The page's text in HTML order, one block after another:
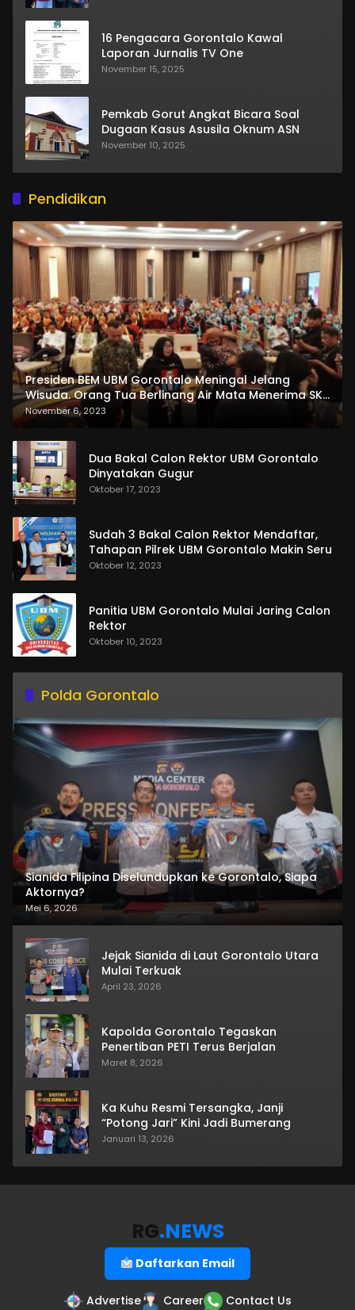
16 Pengacara Gorontalo Kawal
Laporan Jurnalis TV One
November 15, 2025
Pemkab Gorut Angkat Bicara Soal
Dugaan Kasus Asusila Oknum ASN
November 10, 2025
Pendidikan
Presiden BEM UBM Gorontalo Meningal Jelang
Wisuda. Orang Tua Berlinang Air Mata Menerima SKL
dan Pemasangan Salempang
November 6, 2023
Dua Bakal Calon Rektor UBM Gorontalo
Dinyatakan Gugur
Oktober 17, 2023
Sudah 3 Bakal Calon Rektor Mendaftar,
Tahapan Pilrek UBM Gorontalo Makin Seru
Oktober 12, 2023
Panitia UBM Gorontalo Mulai Jaring Calon
Rektor
Oktober 10, 2023
Polda Gorontalo
Sianida Filipina Diselundupkan ke Gorontalo, Siapa
Aktornya?
Mei 6, 2026
Jejak Sianida di Laut Gorontalo Utara
Mulai Terkuak
April 23, 2026
Kapolda Gorontalo Tegaskan
Penertiban PETI Terus Berjalan
Maret 8, 2026
Ka Kuhu Resmi Tersangka, Janji
“Potong Jari” Kini Jadi Bumerang
Januari 13, 2026
RG.NEWS
Daftarkan Email
Advertise Career Contact Us